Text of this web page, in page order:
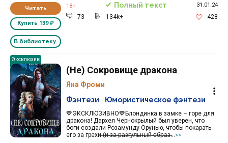
Читать
Купить 139 ₽
В библиотеку
18+ Полный текст 31.01.24
73 134k+ 428
Эксклюзив
(Не) Сокровище дракона
Яна Фроми
💙ЭКСКЛЮЗИВНО💙Блондинка в замке – горе для
дракона! Дархел Чернокрылый был уверен, что
боги создали Розамунду Орунью, чтобы покарать
его за грехи ̶(̶и̶ ̶з̶а̶ ̶р̶а̶з̶г̶у̶л̶ь̶н̶ы̶й̶ ̶о̶б̶р̶а̶з̶... >>
Фэнтези Юмористическое фэнтези